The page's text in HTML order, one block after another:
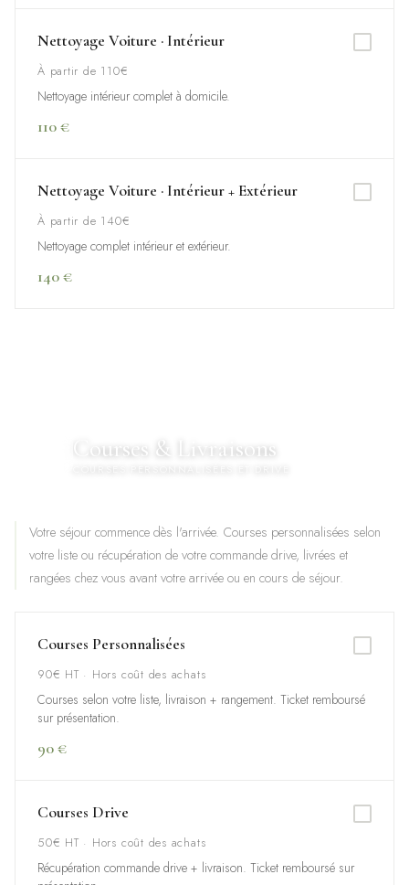
Nettoyage Voiture · Intérieur
À partir de 110€
Nettoyage intérieur complet à domicile.
110 €
Nettoyage Voiture · Intérieur + Extérieur
À partir de 140€
Nettoyage complet intérieur et extérieur.
140 €
Courses & Livraisons
Votre séjour commence dès l'arrivée. Courses personnalisées selon
votre liste ou récupération de votre commande drive, livrées et
rangées chez vous avant votre arrivée ou en cours de séjour.
Courses Personnalisées
90€ HT · Hors coût des achats
Courses selon votre liste, livraison + rangement. Ticket remboursé
sur présentation.
90 €
Courses Drive
50€ HT · Hors coût des achats
Récupération commande drive + livraison. Ticket remboursé sur